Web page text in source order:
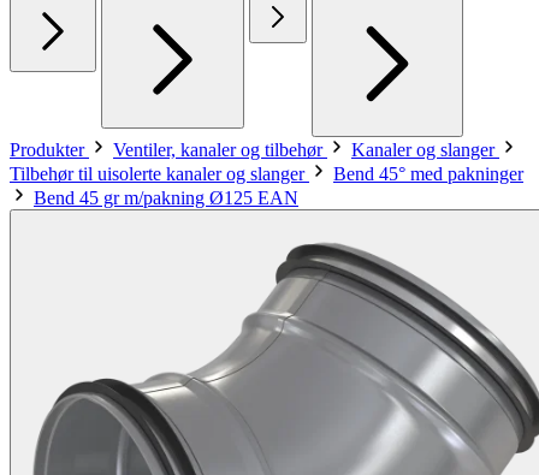
Produkter Ventiler, kanaler og tilbehør
Kanaler og slanger
Tilbehør til uisolerte kanaler og slanger
Bend 45° med pakninger
Bend 45 gr m/pakning Ø125 EAN